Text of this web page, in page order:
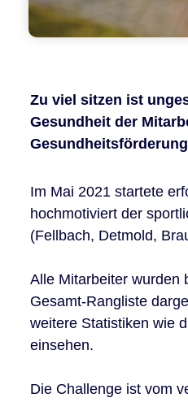
Zu viel sitzen ist
Gesundheit der
Im Mai 2021 startete
hochmotiviert der
(Fellbach, Detmold,
Alle Mitarbeiter wurden
Gesamt-Rangliste
weitere Statistiken wie
einsehen.
Die Challenge ist vom